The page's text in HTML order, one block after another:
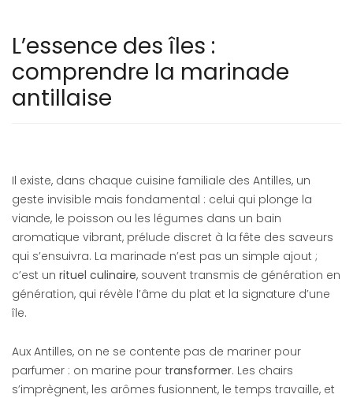
L’essence des îles :
comprendre la marinade
antillaise
Il existe, dans chaque cuisine familiale des Antilles, un
geste invisible mais fondamental : celui qui plonge la
viande, le poisson ou les légumes dans un bain
aromatique vibrant, prélude discret à la fête des saveurs
qui s’ensuivra. La marinade n’est pas un simple ajout ;
c’est un rituel culinaire, souvent transmis de génération en
génération, qui révèle l’âme du plat et la signature d’une
île.
Aux Antilles, on ne se contente pas de mariner pour
parfumer : on marine pour transformer. Les chairs
s’imprègnent, les arômes fusionnent, le temps travaille, et